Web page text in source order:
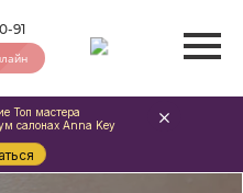
91
Топ мастера
салонах Anna Key